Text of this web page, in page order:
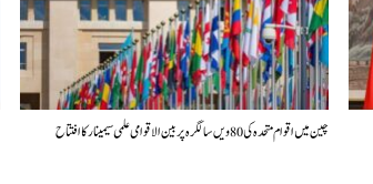
چین میں اقوام متحدہ کی 80ویں سالگرہ پر بین الاقوامی علمی سیمینار کا افتتاح